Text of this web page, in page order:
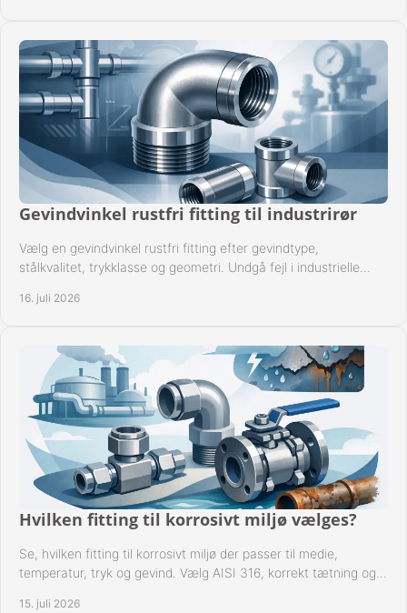
Gevindvinkel rustfri fitting til industrirør
Vælg en gevindvinkel rustfri fitting efter gevindtype,
stålkvalitet, trykklasse og geometri. Undgå fejl i industrielle
16. juli 2026
Hvilken fitting til korrosivt miljø vælges?
Se, hvilken fitting til korrosivt miljø der passer til medie,
temperatur, tryk og gevind. Vælg AISI 316, korrekt tætning og
15. juli 2026